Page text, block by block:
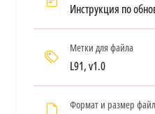
Инструкция по
Метки для файла
L91, v1.0
Формат и размер